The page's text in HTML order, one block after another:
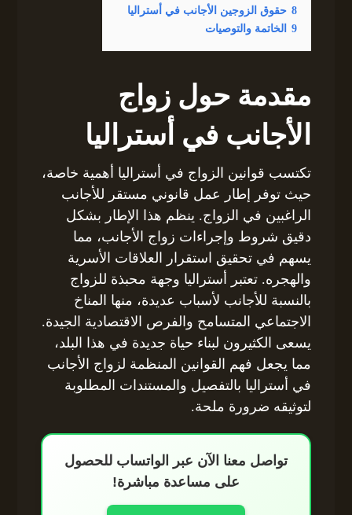
8 حقوق الزوجين الأجانب في أستراليا
9 الخاتمة والتوصيات
مقدمة حول زواج
الأجانب في أستراليا
تكتسب قوانين الزواج في أستراليا أهمية خاصة،
حيث توفر إطار عمل قانوني مستقر للأجانب
الراغبين في الزواج. ينظم هذا الإطار بشكل
دقيق شروط وإجراءات زواج الأجانب، مما
يسهم في تحقيق استقرار العلاقات الأسرية
والهجره. تعتبر أستراليا وجهة محبذة للزواج
بالنسبة للأجانب لأسباب عديدة، منها المناخ
الاجتماعي المتسامح والفرص الاقتصادية الجيدة.
يسعى الكثيرون لبناء حياة جديدة في هذا البلد،
مما يجعل فهم القوانين المنظمة لزواج الأجانب
في أستراليا بالتفصيل والمستندات المطلوبة
لتوثيقه ضرورة ملحة.
تواصل معنا الآن عبر الواتساب للحصول
على مساعدة مباشرة!